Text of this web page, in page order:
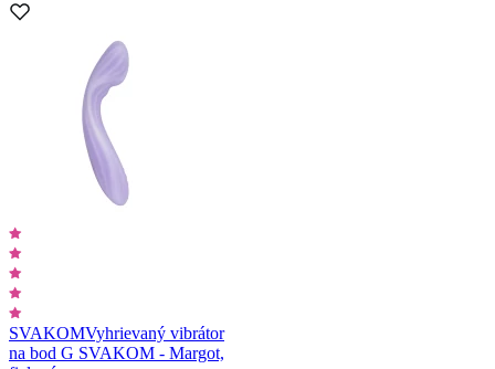
SVAKOMVyhrievaný vibrátor
na bod G SVAKOM - Margot,